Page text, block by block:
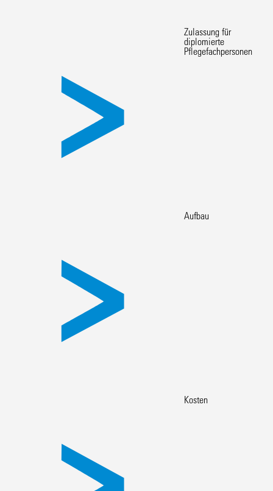
Zulassung für
diplomierte
Pflegefachpersonen
Aufbau
Kosten